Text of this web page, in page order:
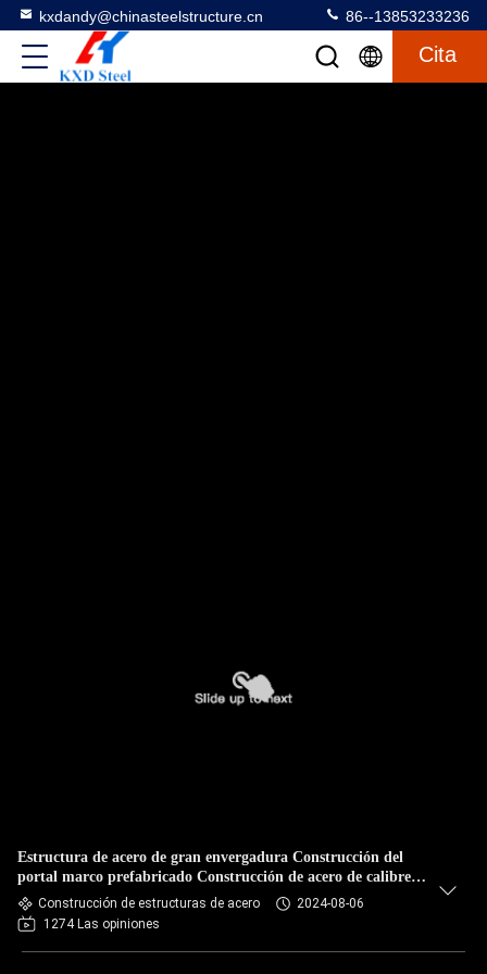
kxdandy@chinasteelstructure.cn 86--13853233236
Cita
Estructura de acero de gran envergadura Construcción del
portal marco prefabricado Construcción de acero de calibre
ligeroConstrucción de estructuras de acero
2024-08-06
1274 Las opiniones